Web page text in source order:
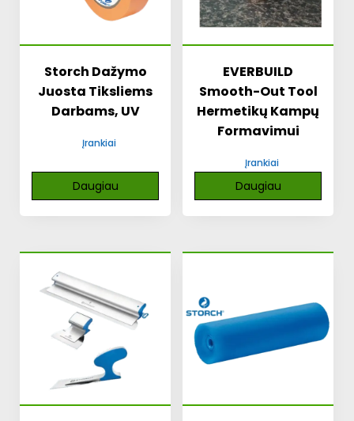
Storch Dažymo
Juosta Tiksliems
Darbams, UV
Įrankiai
Daugiau
EVERBUILD
Smooth-Out Tool
Hermetikų Kampų
Formavimui
Įrankiai
Daugiau